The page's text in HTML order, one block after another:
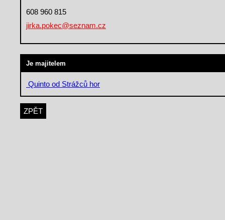
608 960 815
jirka.pokec@seznam.cz
Je majitelem
Quinto od Strážců hor
ZPĚT